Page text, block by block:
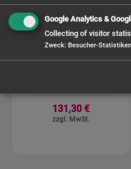
SARO Display
/Spuckschutz für
131,30 €
Google Analytics &
Collecting of visitor
Zweck: Besucher-Statistiken